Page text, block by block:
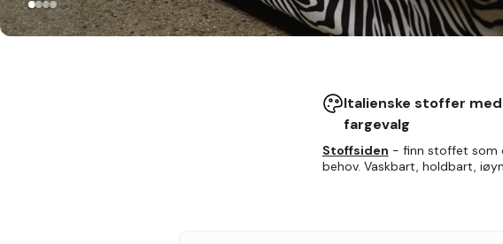
Italienske stoffer
fargevalg
Stoffsiden - finn stoffet som
behov. Vaskbart, holdbart,